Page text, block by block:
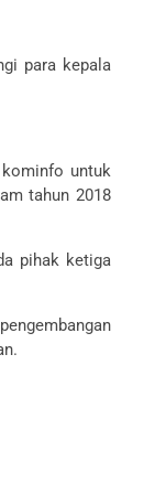
para kepala
untuk
tahun 2018
pihak ketiga